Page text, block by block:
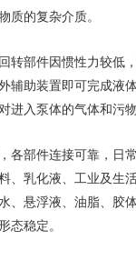
质的复杂介质。
转部件因惯性力较低
辅助装置即可完成
进入泵体的气体和污
各部件连接可靠，日
、乳化液、工业及生
、悬浮液、油脂、胶
态稳定。